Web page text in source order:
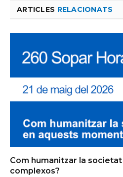
ARTICLES RELACIONATS
Com humanitzar la
complexos?